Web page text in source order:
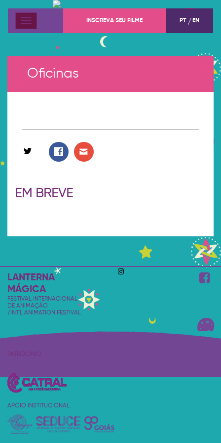
Menu INSCREVA SEU FILME PT EN
Oficinas
EM BREVE
LANTERNA
MÁGICA
FESTIVAL INTERNACIONAL
DE ANIMAÇÃO
/INT'L ANIMATION FESTIVAL
PATROCÍNIO
APOIO INSTITUCIONAL